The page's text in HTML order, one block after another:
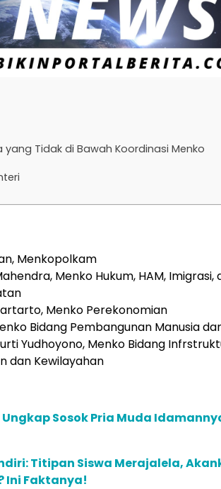
yang Tidak di Bawah Koordinasi Menko
Menkopolkam
Menko Hukum, HAM, Imigrasi,
Menko Perekonomian
Bidang Pembangunan Manusia
Yudhoyono, Menko Bidang
dan Kewilayahan
Sosok Pria Muda
Titipan Siswa Merajalela,
Ini Faktanya!